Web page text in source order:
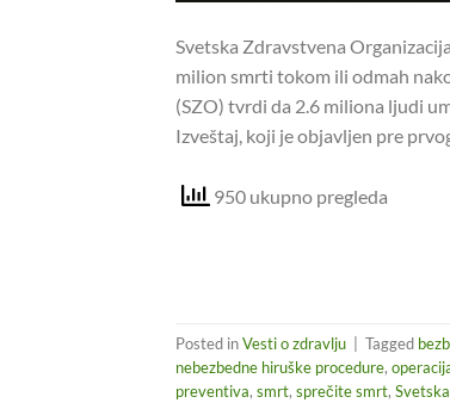
Svetska Zdravstvena
milion smrti tokom ili odmah
(SZO) tvrdi da 2.6 miliona ljudi
Izveštaj, koji je objavljen pre
950 ukupno pregleda
Posted inVesti o zdravlju Tagged
nebezbedne hiruške procedure,
preventiva, smrt, sprečite smrt,